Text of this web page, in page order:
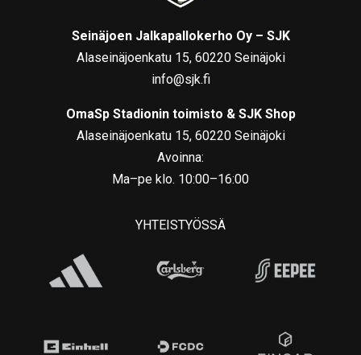
Seinäjoen Jalkapallokerho Oy – SJK
Alaseinäjoenkatu 15, 60220 Seinäjoki
info@sjk.fi
OmaSp Stadionin toimisto & SJK Shop
Alaseinäjoenkatu 15, 60220 Seinäjoki
Avoinna:
Ma–pe klo. 10:00–16:00
YHTEISTYÖSSÄ